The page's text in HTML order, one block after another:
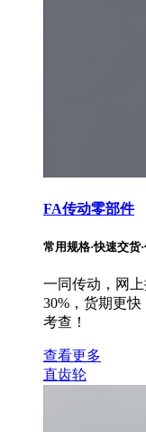
FA传动零部件
常用规格·快速交货
一同传动，网
30%，货期更
考查！
查看更多
直齿轮